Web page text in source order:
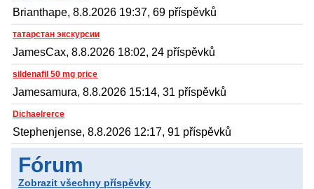
Brianthape, 8.8.2026 19:37, 69 příspěvků
татарстан экскурсии
JamesCax, 8.8.2026 18:02, 24 příspěvků
sildenafil 50 mg price
Jamesamura, 8.8.2026 15:14, 31 příspěvků
Dichaelrerce
Stephenjense, 8.8.2026 12:17, 91 příspěvků
Fórum
Zobrazit všechny příspěvky